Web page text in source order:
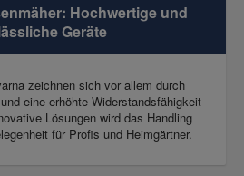
Hochwertige und
Geräte
zeichnen sich vor allem durch
eine erhöhte Widerstandsfähigkeit
Lösungen wird das Handling
für Profis und Heimgärtner.